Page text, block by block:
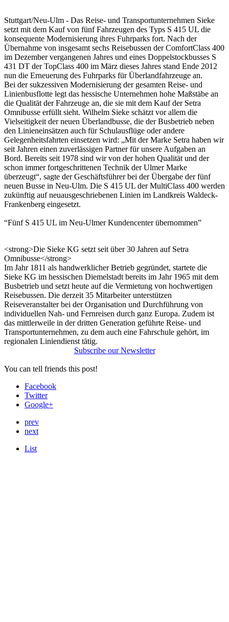
Stuttgart/Neu-Ulm - Das Reise- und Transportunternehmen Sieke
setzt mit dem Kauf von fünf Fahrzeugen des Typs S 415 UL die
konsequente Modernisierung ihres Fuhrparks fort. Nach der
Übernahme von insgesamt sechs Reisebussen der ComfortClass 400
im Dezember vergangenen Jahres und eines Doppelstockbusses S
431 DT der TopClass 400 im März dieses Jahres stand Ende 2012
nun die Erneuerung des Fuhrparks für Überlandfahrzeuge an.
Bei der sukzessiven Modernisierung der gesamten Reise- und
Linienbusflotte legt das hessische Unternehmen hohe Maßstäbe an
die Qualität der Fahrzeuge an, die sie mit dem Kauf der Setra
Omnibusse erfüllt sieht. Wilhelm Sieke schätzt vor allem die
Vielseitigkeit der neuen Überlandbusse, die der Busbetrieb neben
den Linieneinsätzen auch für Schulausflüge oder andere
Gelegenheitsfahrten einsetzen wird: „Mit der Marke Setra haben wir
seit Jahren einen zuverlässigen Partner für unsere Aufgaben an
Bord. Bereits seit 1978 sind wir von der hohen Qualität und der
schon immer fortgeschrittenen Technik der Ulmer Marke
überzeugt“, sagte der Geschäftsführer bei der Übergabe der fünf
neuen Busse in Neu‑Ulm. Die S 415 UL der MultiClass 400 werden
zukünftig auf neuausgeschriebenen Linien im Landkreis Waldeck-
Frankenberg eingesetzt.
“Fünf S 415 UL im Neu-Ulmer Kundencenter übernommen”
<strong>Die Sieke KG setzt seit über 30 Jahren auf Setra
Omnibusse</strong>
Im Jahr 1811 als handwerklicher Betrieb gegründet, startete die
Sieke KG im hessischen Diemelstadt bereits im Jahr 1965 mit dem
Busbetrieb und setzt heute auf die Vermietung von hochwertigen
Reisebussen. Die derzeit 35 Mitarbeiter unterstützen
Reiseveranstalter bei der Organisation und Durchführung von
individuellen Nah- und Fernreisen durch ganz Europa. Zudem ist
das mittlerweile in der dritten Generation geführte Reise- und
Transportunternehmen, zu dem auch eine Fahrschule gehört, im
regionalen Liniendienst tätig.
Subscribe our Newsletter
You can tell friends this post!
Facebook
Twitter
Google+
prev
next
List